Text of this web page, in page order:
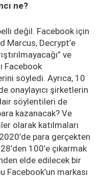
ne?
değil. Facebook için
Marcus, Decrypt’e
ve
Facebook
söyledi. Ayrıca, 10
onaylayıcı şirketlerin
söylentileri de
kazanacak? Ve
olarak katılmaları
para gerçekten
100’e çıkarmak
elde edilecek bir
markası